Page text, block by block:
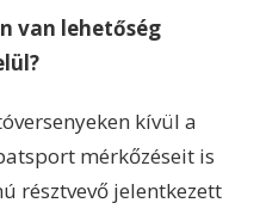
van lehetőség
kívül a
mérkőzéseit is
résztvevő jelentkezett